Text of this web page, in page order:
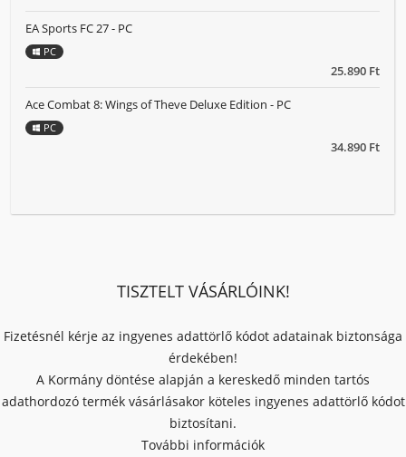
25.890 Ft
EA Sports FC 27 - PC
PC
34.890 Ft
Ace Combat 8: Wings of Theve Deluxe Edition - PC
PC
TISZTELT VÁSÁRLÓINK!
Fizetésnél kérje az ingyenes adattörlő kódot adatainak biztonsága
érdekében!
A Kormány döntése alapján a kereskedő minden tartós
adathordozó termék vásárlásakor köteles ingyenes adattörlő kódot
biztosítani.
További információk